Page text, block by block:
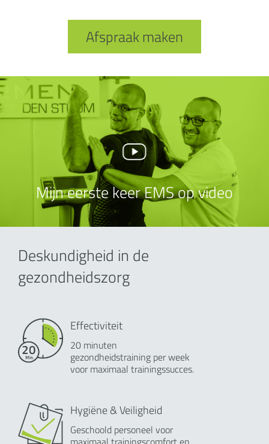
Afspraak maken
Mijn eerste keer EMS op video
Deskundigheid in de
gezondheidszorg
Effectiviteit
20 minuten
gezondheidstraining per week
voor maximaal trainingssucces.
Hygiëne & Veiligheid
Geschoold personeel voor